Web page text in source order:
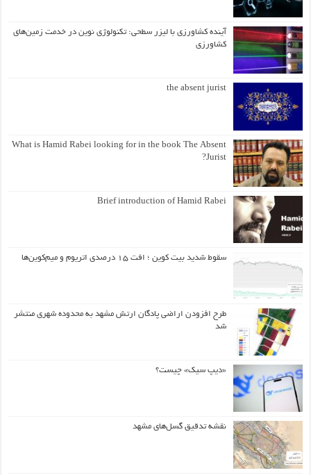
آینده کشاورزی با لیزر سطحی: تکنولوژی نوین در خدمت زمین‌های
کشاورزی
the absent jurist
What is Hamid Rabei looking for in the book The Absent
Jurist?
Brief introduction of Hamid Rabei
سقوط شدید بیت کوین ؛ افت ۱۵ درصدی اتریوم و میم‌کوین‌ها
طرح افزودن اراضی پادگان ارتش مشهد به محدوده شهری منتشر
شد
«دیپ سیک» چیست؟
نقشه تدقیق گسل‌های مشهد